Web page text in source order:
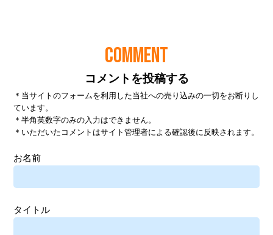
COMMENT
コメントを投稿する
＊当サイトのフォームを利用した当社への売り込みの一切をお断りし
ています。
＊半角英数字のみの入力はできません。
＊いただいたコメントはサイト管理者による確認後に反映されます。
お名前
タイトル